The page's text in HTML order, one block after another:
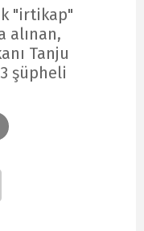
"irtikap"
alınan,
Tanju
şüpheli